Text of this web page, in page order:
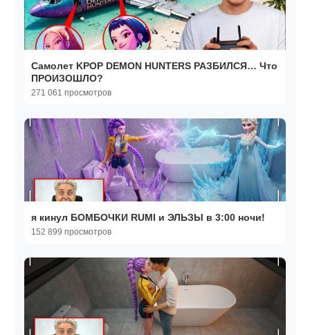
Cамолет KPOP DEMON HUNTERS РАЗБИЛСЯ… Что
ПРОИЗОШЛО?
271 061 просмотров
я кинул БОМБОЧКИ RUMI и ЭЛЬЗЫ в 3:00 ночи!
152 899 просмотров